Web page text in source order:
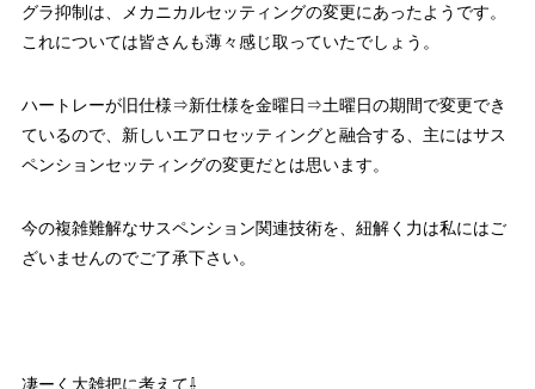
グラ抑制は、メカニカルセッティングの変更にあったようです。
これについては皆さんも薄々感じ取っていたでしょう。
ハートレーが旧仕様⇒新仕様を金曜日⇒土曜日の期間で変更でき
ているので、新しいエアロセッティングと融合する、主にはサス
ペンションセッティングの変更だとは思います。
今の複雑難解なサスペンション関連技術を、紐解く力は私にはご
ざいませんのでご了承下さい。
凄ーく大雑把に考えて⇩